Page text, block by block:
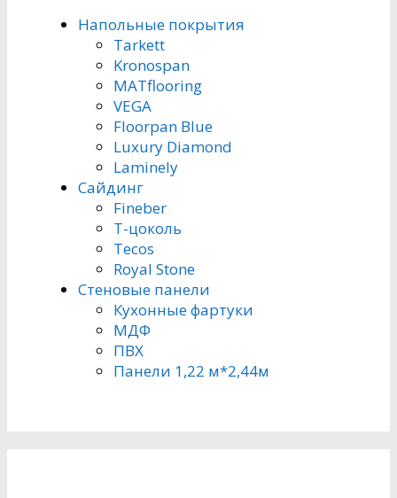
Напольные покрытия
Tarkett
Kronospan
MATflooring
VEGA
Floorpan Blue
Luxury Diamond
Laminely
Сайдинг
Fineber
Т-цоколь
Tecos
Royal Stone
Стеновые панели
Кухонные фартуки
МДФ
ПВХ
Панели 1,22 м*2,44м